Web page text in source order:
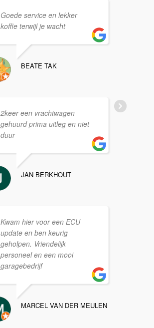
Goede service en lekker
koffie terwijl je wacht
BEATE TAK
2keer een vrachtwagen
gehuurd prima uitleg en niet
duur
JAN BERKHOUT
Kwam hier voor een ECU
update en ben keurig
geholpen. Vriendelijk
personeel en een mooi
garagebedrijf
MARCEL VAN DER MEULEN